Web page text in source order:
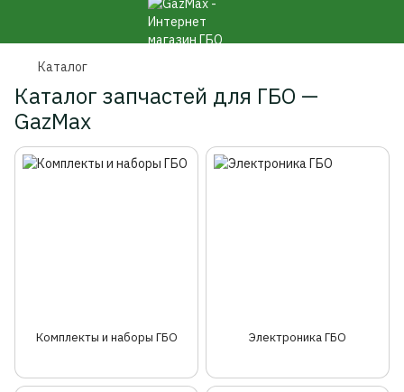
Каталог
Каталог запчастей для ГБО —
GazMax
Комплекты и наборы ГБО Электроника ГБО